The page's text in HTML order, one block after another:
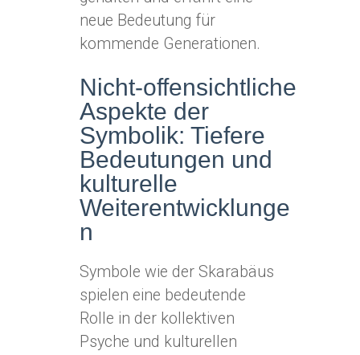
neue Bedeutung für
kommende Generationen.
Nicht-offensichtliche
Aspekte der
Symbolik: Tiefere
Bedeutungen und
kulturelle
Weiterentwicklunge
n
Symbole wie der Skarabäus
spielen eine bedeutende
Rolle in der kollektiven
Psyche und kulturellen